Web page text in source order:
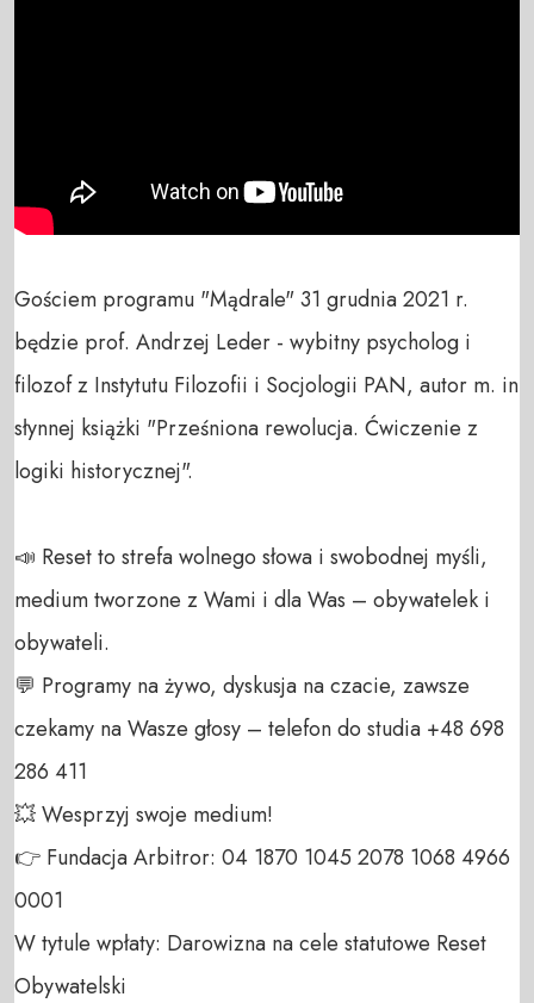
Gościem programu "Mądrale" 31 grudnia 2021 r.
będzie prof. Andrzej Leder - wybitny psycholog i
filozof z Instytutu Filozofii i Socjologii PAN, autor m. in
słynnej książki "Prześniona rewolucja. Ćwiczenie z
logiki historycznej".
📣 Reset to strefa wolnego słowa i swobodnej myśli,
medium tworzone z Wami i dla Was – obywatelek i
obywateli.
💬 Programy na żywo, dyskusja na czacie, zawsze
czekamy na Wasze głosy – telefon do studia +48 698
286 411
💥 Wesprzyj swoje medium!
👉 Fundacja Arbitror: 04 1870 1045 2078 1068 4966
0001
W tytule wpłaty: Darowizna na cele statutowe Reset
Obywatelski